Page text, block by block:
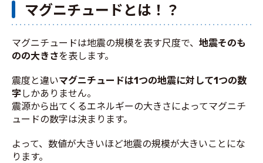
マグニチュードとは！？
マグニチュードは地震の規模を表す尺度で、 地震そのも
のの大きさを表します。
震度と違いマグニチュードは1つの地震に対して1つの数
字 しかありません。
震源から出てくるエネルギーの大きさによってマグニチ
ュードの数字は決まります。
よって、数値が大きいほど地震の規模が大きいことにな
ります。